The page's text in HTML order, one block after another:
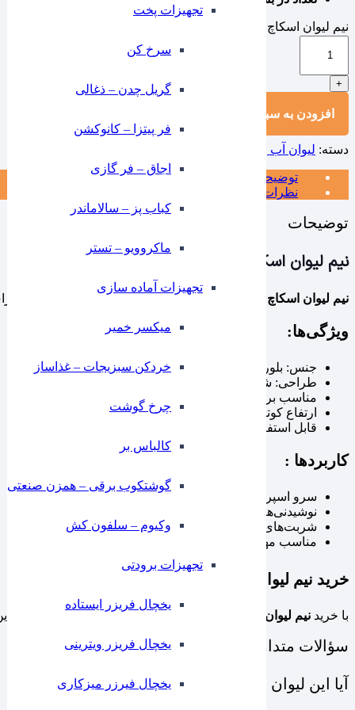
تجهیزات پخت
سرخ کن
گریل چدن – ذغالی
فر پیتزا – کانوکشن
⁠اجاق – فر گازی
کباب پز – سالاماندر
ماکروویو – تستر
تجهیزات آماده سازی
میکسر خمیر
خردکن سبزیجات – غذاساز
چرخ گوشت
کالباس بر
گوشتکوب برقی – همزن صنعتی
وکیوم – سلفون کش
تجهیزات برودتی
یخچال فریزر ایستاده
یخچال فریزر ویترینی
یخچال فیرزر میزکاری
نیم لیوان اسکاچ 300 میل یک دستی ایلا عدد
+
افزودن به سبد خرید
دسته: لیوان آب و نوشابه
توضیحات
نظرات (0)
توضیحات
نیم لیوان اسکاچ
نیم لیوان اسکاچ با طراحی الماسی و بلور شفاف، انتخابی بی‌نقص
ویژگی‌ها:
جنس: بلور ضخیم و باکیفیت
طراحی: شفاف با بافت برجسته الماسی
مناسب برای نوشیدنی‌های گرم و سرد
ارتفاع کوتاه و خوش‌دست، مناسب نوشیدنی‌های کلاسیک
قابل استفاده در خانه، کافه و رستوران‌های لوکس
کاربردها :
سرو اسپرسو و قهوه‌های غلیظ
نوشیدنی‌های کلاسیک مانند اولد فشن
شربت‌های خانگی و آبمیوه
مناسب مهمانی‌ها، کافی‌شاپ‌ها و رستوران‌های خاص
خرید نیم لیوان اسکاچ
با خرید نیم لیوان اسکاچ ، جلوه‌ای خاص به میز پذیرایی خود
سؤالات متداول
آیا این لیوان برای نوشیدنی‌های گرم مناسب است؟